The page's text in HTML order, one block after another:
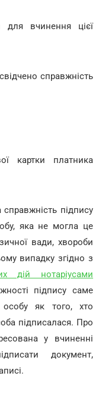
для вчинення цієї
справжність
картки платника
підпису
яка не могла це
вади, хвороби
випадку згідно з
дій нотаріусами
підпису саме
особу як того, хто
підписалася. Про
у вчиненні
документ,